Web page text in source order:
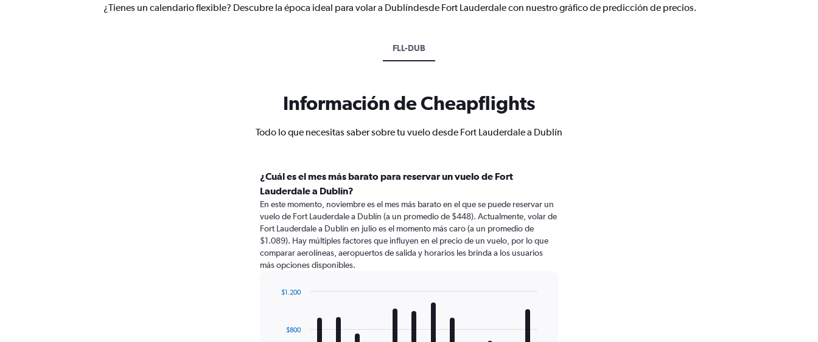
¿Tienes un calendario flexible? Descubre la época ideal para volar a Dublíndesde Fort Lauderdale con nuestro gráfico de predicción de precios.
FLL-DUB
Información de Cheapflights
Todo lo que necesitas saber sobre tu vuelo desde Fort Lauderdale a Dublín
¿Cuál es el mes más barato para reservar un vuelo de Fort
Lauderdale a Dublín?
En este momento, noviembre es el mes más barato en el que se puede reservar un
vuelo de Fort Lauderdale a Dublín (a un promedio de $448). Actualmente, volar de
Fort Lauderdale a Dublín en julio es el momento más caro (a un promedio de
$1.089). Hay múltiples factores que influyen en el precio de un vuelo, por lo que
comparar aerolíneas, aeropuertos de salida y horarios les brinda a los usuarios
más opciones disponibles.
$800
$1.200